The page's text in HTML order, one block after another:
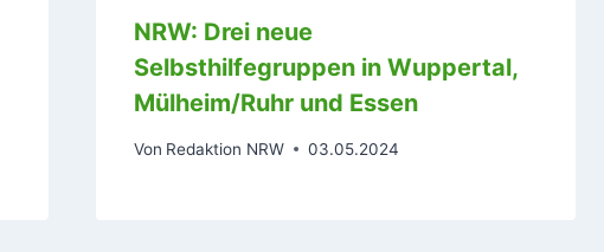
NRW: Drei neue
Selbsthilfegruppen in Wuppertal,
Mülheim/Ruhr und Essen
Von Redaktion NRW 03.05.2024